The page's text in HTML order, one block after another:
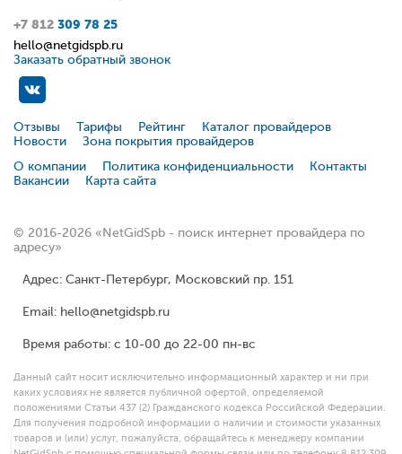
+7 812 309 78 25
hello@netgidspb.ru
Заказать обратный звонок
Отзывы Тарифы Рейтинг
Каталог провайдеров
Новости
Зона покрытия провайдеров
О компании
Политика конфиденциальности
Контакты
Вакансии
Карта сайта
© 2016-2026 «NetGidSpb - поиск интернет провайдера по
адресу»
Адрес: Санкт-Петербург, Московский пр. 151
Email: hello@netgidspb.ru
Время работы: с 10-00 до 22-00 пн-вс
Данный сайт носит исключительно информационный характер и ни при
каких условиях не является публичной офертой, определяемой
положениями Статьи 437 (2) Гражданского кодекса Российской Федерации.
Для получения подробной информации о наличии и стоимости указанных
товаров и (или) услуг, пожалуйста, обращайтесь к менеджеру компании